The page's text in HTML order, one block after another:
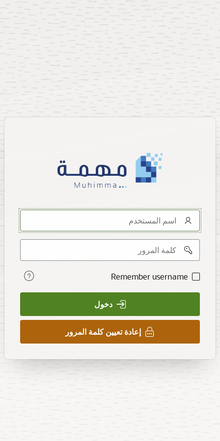
Username
Password
تذكرنيRemember username
دخول
إعادة تعيين كلمة المرور